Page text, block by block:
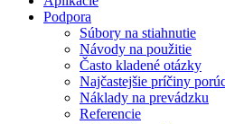
Podpora
Súbory na stiahnutie
Návody na použitie
Často kladené otázky
Najčastejšie príčiny
Náklady na prevádzku
Referencie